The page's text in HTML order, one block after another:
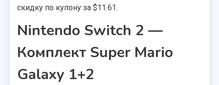
скидку по купону за $11.61.
Nintendo Switch 2 —
Комплект Super Mario
Galaxy 1+2